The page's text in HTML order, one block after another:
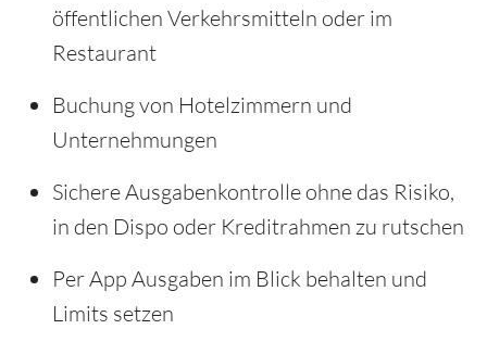
öffentlichen Verkehrsmitteln oder im
Restaurant
Buchung von Hotelzimmern und
Unternehmungen
Sichere Ausgabenkontrolle ohne das Risiko,
in den Dispo oder Kreditrahmen zu rutschen
Per App Ausgaben im Blick behalten und
Limits setzen